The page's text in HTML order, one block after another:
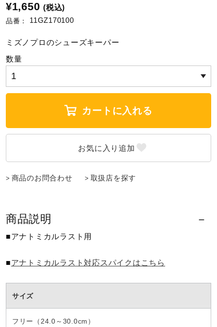
テニス／ソフトテニス
陸上競技
柔道
ワーキング
¥1,650 (税込)
品番： 11GZ170100
ミズノプロのシューズキーパー
数量
カートに入れる
商品のお問合わせ 取扱店を探す
商品説明
■アナトミカルラスト用
■アナトミカルラスト対応スパイクはこちら
サイズ
フリー（24.0～30.0cm）